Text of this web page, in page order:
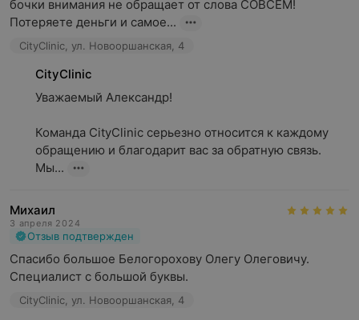
бочки внимания не обращает от слова СОВСЕМ!
Потеряете деньги и самое...
CityClinic, ул. Новооршанская, 4
CityClinic
Уважаемый Александр!
Команда CityClinic серьезно относится к каждому
обращению и благодарит вас за обратную связь.
Мы...
Михаил
3 апреля 2024
Отзыв подтвержден
Спасибо большое Белогорохову Олегу Олеговичу.
Специалист с большой буквы.
CityClinic, ул. Новооршанская, 4